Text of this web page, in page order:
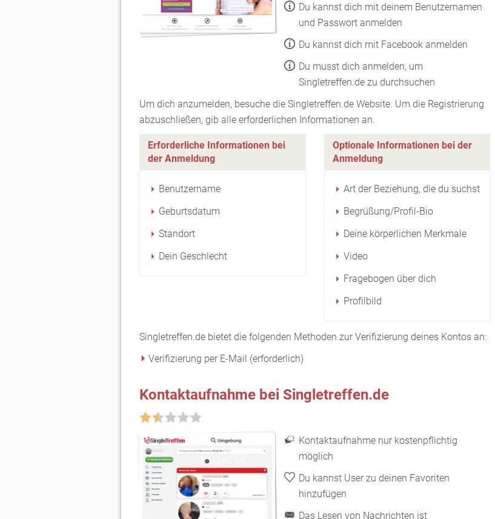
Du kannst dich mit deinem Benutzernamen
und Passwort anmelden
Du kannst dich mit Facebook anmelden
Du musst dich anmelden, um
Singletreffen.de zu durchsuchen
Um dich anzumelden, besuche die Singletreffen.de Website. Um die Registrierung
abzuschließen, gib alle erforderlichen Informationen an.
Erforderliche Informationen bei
der Anmeldung
Benutzername
Geburtsdatum
Standort
Dein Geschlecht
Optionale Informationen bei der
Anmeldung
Art der Beziehung, die du suchst
Begrüßung/Profil-Bio
Deine körperlichen Merkmale
Video
Fragebogen über dich
Profilbild
Singletreffen.de bietet die folgenden Methoden zur Verifizierung deines Kontos an:
Verifizierung per E-Mail (erforderlich)
Kontaktaufnahme bei Singletreffen.de
Kontaktaufnahme nur kostenpflichtig
möglich
Du kannst User zu deinen Favoriten
hinzufügen
Das Lesen von Nachrichten ist